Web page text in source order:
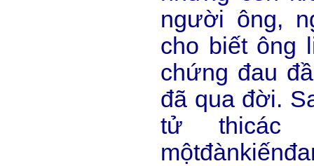
người ông,
cho biết ông
chứng đau
đã qua đời.
tử thicác